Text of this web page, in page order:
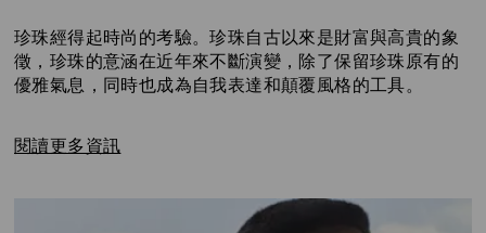
珍珠經得起時尚的考驗。珍珠自古以來是財富與高貴的象
徵，珍珠的意涵在近年來不斷演變，除了保留珍珠原有的
優雅氣息，同時也成為自我表達和顛覆風格的工具。
閱讀更多資訊